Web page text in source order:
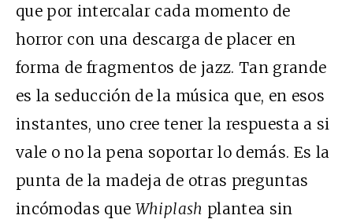
que por intercalar cada momento de
horror con una descarga de placer en
forma de fragmentos de jazz. Tan grande
es la seducción de la música que, en esos
instantes, uno cree tener la respuesta a si
vale o no la pena soportar lo demás. Es la
punta de la madeja de otras preguntas
incómodas que Whiplash plantea sin